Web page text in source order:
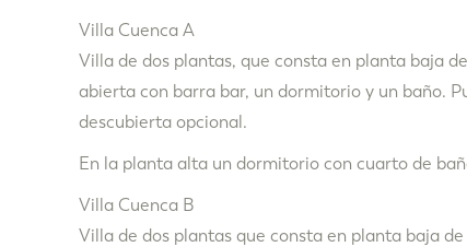
Villa Cuenca A
Villa de dos plantas, que consta en planta baja
abierta con barra bar, un dormitorio y un baño.
descubierta opcional.
En la planta alta un dormitorio con cuarto de
Villa Cuenca B
Villa de dos plantas que consta en planta baja